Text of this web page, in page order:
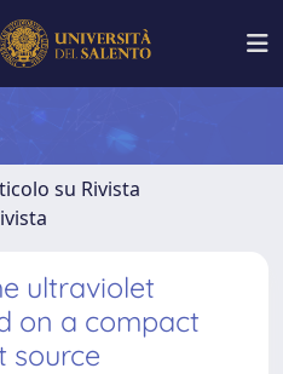
su Rivista
ultraviolet
on a compact
source